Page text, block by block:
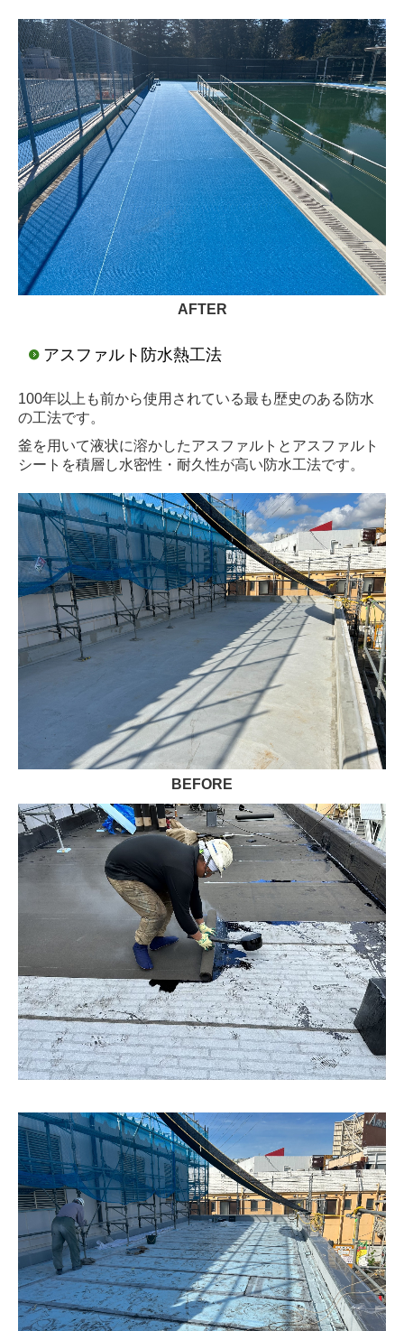
AFTER
アスファルト防水熱工法
100年以上も前から使用されている最も歴史のある防水
の工法です。
釜を用いて液状に溶かしたアスファルトとアスファルト
シートを積層し水密性・耐久性が高い防水工法です。
BEFORE